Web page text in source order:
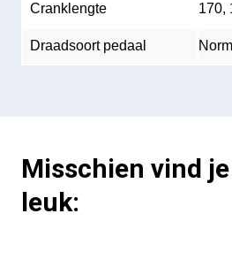
Cranklengte 170,
Draadsoort pedaal
Misschien vind
leuk: